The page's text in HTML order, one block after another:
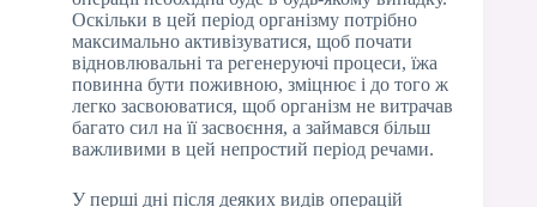
Оскільки в цей період організму потрібно
максимально активізуватися, щоб почати
відновлювальні та регенеруючі процеси, їжа
повинна бути поживною, зміцнює і до того ж
легко засвоюватися, щоб організм не витрачав
багато сил на її засвоєння, а займався більш
важливими в цей непростий період речами.
У перші дні після деяких видів операцій